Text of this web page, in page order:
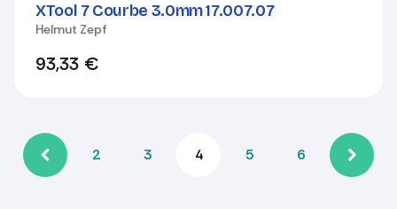
XTool 7 Courbe 3.0mm 17.007.07
Helmut Zepf
93,33 €
2 3 4 5 6